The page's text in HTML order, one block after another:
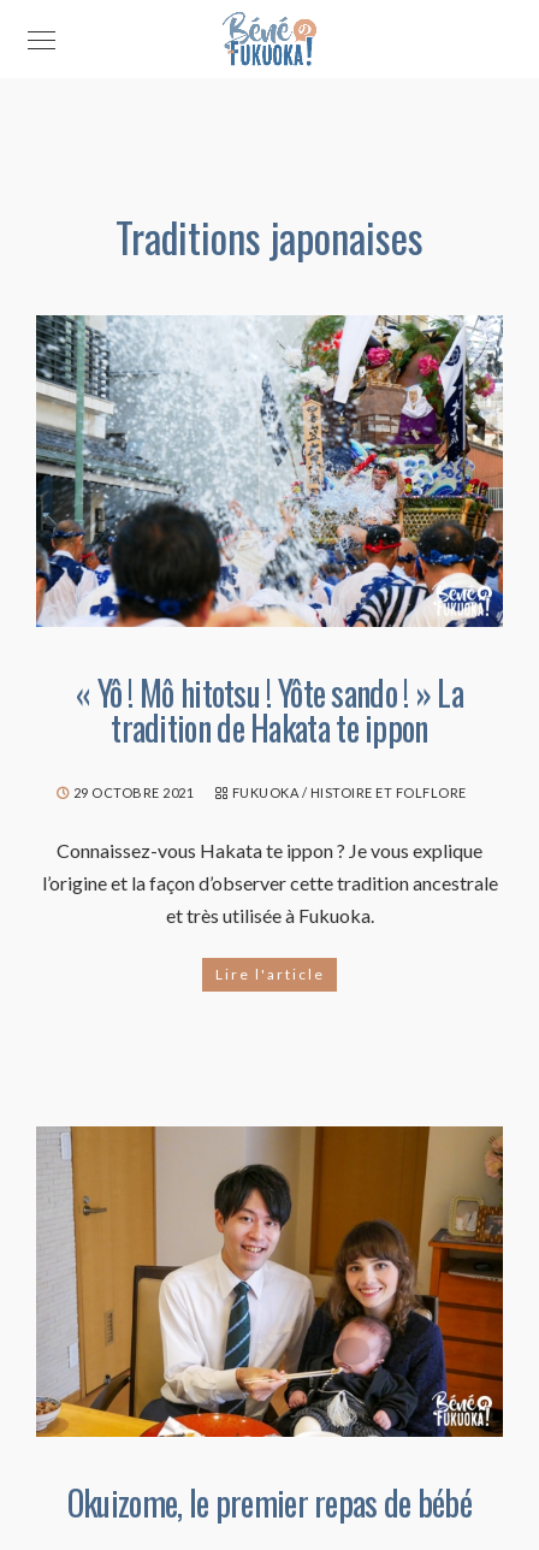
Traditions japonaises
« Yô ! Mô hitotsu ! Yôte sando ! » La
tradition de Hakata te ippon
29 OCTOBRE 2021 FUKUOKA / HISTOIRE ET FOLFLORE
Connaissez-vous Hakata te ippon ? Je vous explique
l’origine et la façon d’observer cette tradition ancestrale
et très utilisée à Fukuoka.
Lire l'article
Okuizome, le premier repas de bébé